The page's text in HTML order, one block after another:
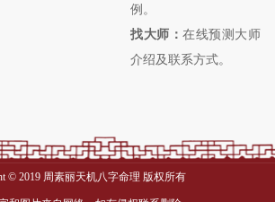
例。
找大师：在线预测大师
介绍及联系方式。
© 2019 周素丽天机八字命理 版权所有